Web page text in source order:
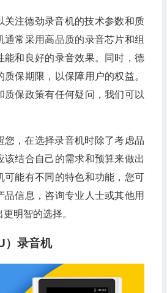
关注德劲录音机的技术参数和质
通常采用高品质的录音芯片和组
能和良好的录音效果。同时，德
保期限，以保障用户的权益。
质保政策有任何疑问，我们可以
您，在选择录音机时除了考虑品
该结合自己的需求和预算来做出
可能有不同的特色和功能，您可
品信息，咨询专业人士或其他用
明智的选择。
）录音机